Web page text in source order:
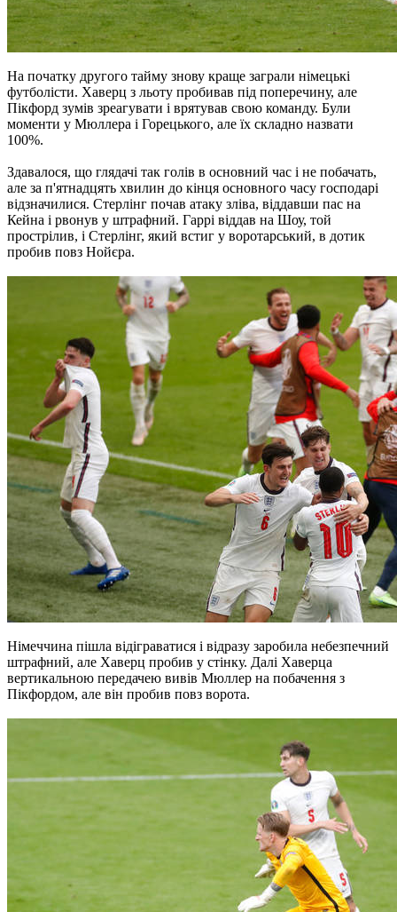
На початку другого тайму знову краще заграли німецькі
футболісти. Хаверц з льоту пробивав під поперечину, але
Пікфорд зумів зреагувати і врятував свою команду. Були
моменти у Мюллера і Горецького, але їх складно назвати
100%.
Здавалося, що глядачі так голів в основний час і не побачать,
але за п'ятнадцять хвилин до кінця основного часу господарі
відзначилися. Стерлінг почав атаку зліва, віддавши пас на
Кейна і рвонув у штрафний. Гаррі віддав на Шоу, той
прострілив, і Стерлінг, який встиг у воротарський, в дотик
пробив повз Нойєра.
Німеччина пішла відіграватися і відразу заробила небезпечний
штрафний, але Хаверц пробив у стінку. Далі Хаверца
вертикальною передачею вивів Мюллер на побачення з
Пікфордом, але він пробив повз ворота.